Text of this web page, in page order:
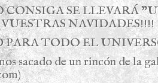
CONSIGA SE LLEVARÁ
NAVIDADES!!!!
PARA TODO EL
sacado de un rincón de la